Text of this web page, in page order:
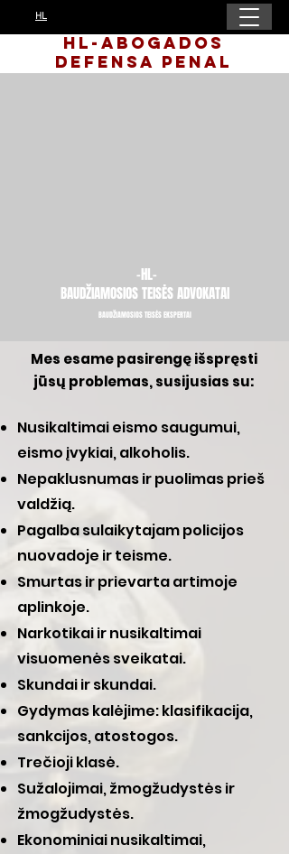
HL
HL-Abogados
Defensa Penal
-HL-
BAUDŽIAMOSIOS TEISĖS ADVOKATAI
BAUDŽIAMOSIOS TEISĖS EKSPERTAI
Mes esame pasirengę išspręsti
jūsų problemas, susijusias su:
Nusikaltimai eismo saugumui,
eismo įvykiai, alkoholis.
Nepaklusnumas ir puolimas prieš
valdžią.
Pagalba sulaikytajam policijos
nuovadoje ir teisme.
Smurtas ir prievarta artimoje
aplinkoje.
Narkotikai ir nusikaltimai
visuomenės sveikatai.
Skundai ir skundai.
Gydymas kalėjime: klasifikacija,
sankcijos, atostogos.
Trečioji klasė.
Sužalojimai, žmogžudystės ir
žmogžudystės.
Ekonominiai nusikaltimai,